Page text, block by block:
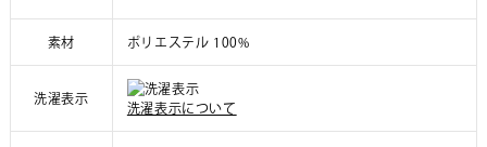
素材 ポリエステル 100%
洗濯表示
洗濯表示について